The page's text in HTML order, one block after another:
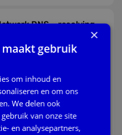
DNS – resolving
Diginetwerk
door GGI-
betekent mogelijk dat je
niet meer kan bereiken.
×
maakt gebruik
om inhoud en
en om ons
We delen ook
van onze site
en analysepartners,